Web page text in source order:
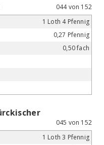
044 von 152
1 Loth 4 Pfennig
0,27 Pfennig
0,50 fach
045 von 152
1 Loth 3 Pfennig